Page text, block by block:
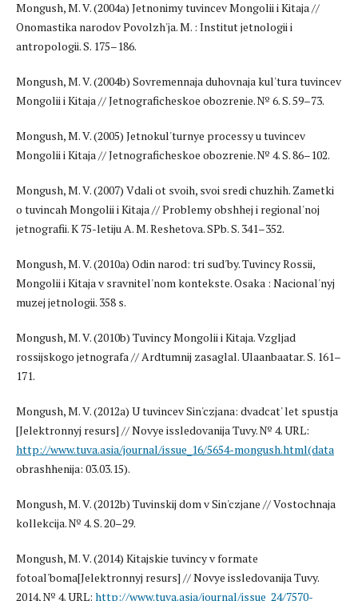
Mongush, M. V. (2004a) Jetnonimy tuvincev Mongolii i Kitaja //
Onomastika narodov Povolzh'ja. M. : Institut jetnologii i
antropologii. S. 175–186.
Mongush, M. V. (2004b) Sovremennaja duhovnaja kul'tura tuvincev
Mongolii i Kitaja // Jetnograficheskoe obozrenie. № 6. S. 59–73.
Mongush, M. V. (2005) Jetnokul'turnye processy u tuvincev
Mongolii i Kitaja // Jetnograficheskoe obozrenie. № 4. S. 86–102.
Mongush, M. V. (2007) Vdali ot svoih, svoi sredi chuzhih. Zametki
o tuvincah Mongolii i Kitaja // Problemy obshhej i regional'noj
jetnografii. K 75-letiju A. M. Reshetova. SPb. S. 341–352.
Mongush, M. V. (2010a) Odin narod: tri sud'by. Tuvincy Rossii,
Mongolii i Kitaja v sravnitel'nom kontekste. Osaka : Nacional'nyj
muzej jetnologii. 358 s.
Mongush, M. V. (2010b) Tuvincy Mongolii i Kitaja. Vzgljad
rossijskogo jetnografa // Ardtumnij zasaglal. Ulaanbaatar. S. 161–
171.
Mongush, M. V. (2012a) U tuvincev Sin'czjana: dvadcat' let spustja
[Jelektronnyj resurs] // Novye issledovanija Tuvy. № 4. URL:
http://www.tuva.asia/journal/issue_16/5654-mongush.html(data
obrashhenija: 03.03.15).
Mongush, M. V. (2012b) Tuvinskij dom v Sin'czjane // Vostochnaja
kollekcija. № 4. S. 20–29.
Mongush, M. V. (2014) Kitajskie tuvincy v formate
fotoal'boma[Jelektronnyj resurs] // Novye issledovanija Tuvy.
2014, № 4. URL: http://www.tuva.asia/journal/issue_24/7570-